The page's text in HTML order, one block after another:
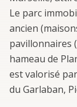
Le parc
ancien
pavillonnaires
hameau de
est valorisé
du Garlaban,